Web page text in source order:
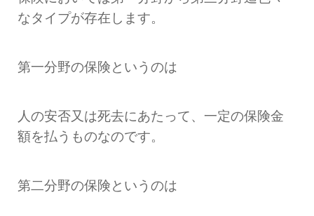
なタイプが存在します。
第一分野の保険というのは
人の安否又は死去にあたって、一定の保険金
額を払うものなのです。
第二分野の保険というのは